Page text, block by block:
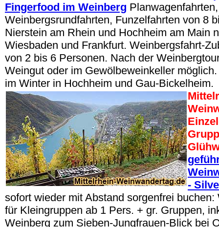
Fingerfood im Weinberg Planwagenfahrten,
Weinbergsrundfahrten, Funzelfahrten von 8
Nierstein am Rhein und Hochheim am Main
Wiesbaden und Frankfurt. Weinbergsfahrt-
von 2 bis 6 Personen. Nach der
Weingut oder im Gewölbeweinkeller
im Winter in Hochheim und Gau-Bickelheim.
-
sofort wieder mit Abstand sorgenfrei
für Kleingruppen ab 1 Pers. + gr. Gruppen,
Weinberg zum Sieben-Jungfrauen-Blick bei